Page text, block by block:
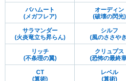
バハムート
(メガフレア)
オーディン
(破壊の閃光)
サラマンダー
(火炎竜立ち昇らん)
シルフ
(風のささや
リッチ
(不条理の翼)
クリュプス
(恐怖の最終
CT
(算術)
レベル
(算術)